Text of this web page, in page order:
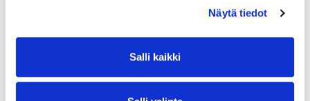
Näytä tiedot
Salli kaikki